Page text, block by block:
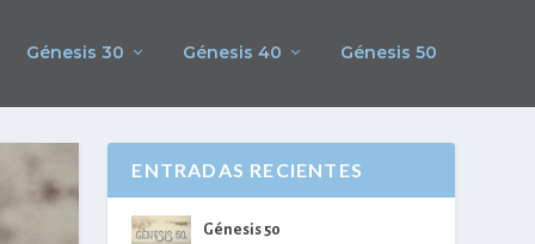
Génesis 30 Génesis 40 Génesis 50
ENTRADAS RECIENTES
Génesis 50